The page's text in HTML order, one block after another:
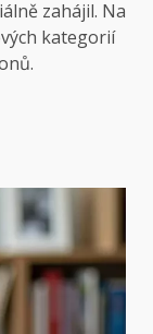
zahájil. Na
kategorií